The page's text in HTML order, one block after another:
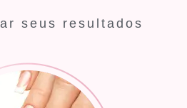
seus resultados